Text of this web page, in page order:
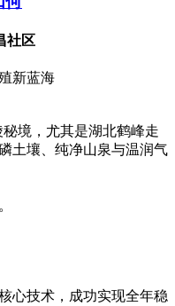
社区
新蓝海
境，尤其是湖北鹤峰走
土壤、纯净山泉与温润气
心技术，成功实现全年稳